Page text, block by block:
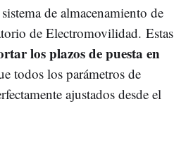
de almacenamiento de
de Electromovilidad. Estas
los plazos de puesta en
todos los parámetros de
ajustados desde el